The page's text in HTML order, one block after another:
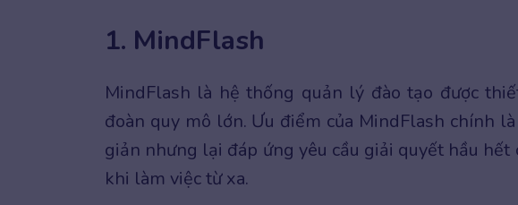
1. MindFlash
MindFlash là hệ thống quản lý đào tạo được
đoàn quy mô lớn. Ưu điểm của MindFlash chính
giản nhưng lại đáp ứng yêu cầu giải quyết hầu
khi làm việc từ xa.